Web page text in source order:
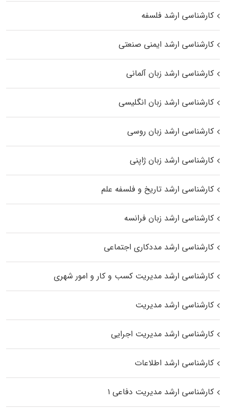
کارشناسی ارشد فلسفه
کارشناسی ارشد ایمنی صنعتی
کارشناسی ارشد زبان آلمانی
کارشناسی ارشد زبان انگلیسی
کارشناسی ارشد زبان روسی
کارشناسی ارشد زبان ژاپنی
کارشناسی ارشد تاریخ و فلسفه علم
کارشناسی ارشد زبان فرانسه
کارشناسی ارشد مددکاری اجتماعی
کارشناسی ارشد مدیریت کسب و کار و امور شهری
کارشناسی ارشد مدیریت
کارشناسی ارشد مدیریت اجرایی
کارشناسی ارشد اطلاعات
کارشناسی ارشد مدیریت دفاعی ۱